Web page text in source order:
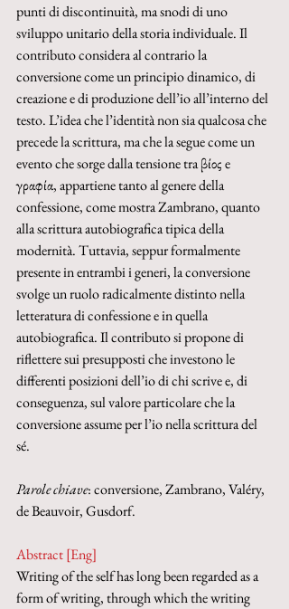
punti di discontinuità, ma snodi di uno
sviluppo unitario della storia individuale. Il
contributo considera al contrario la
conversione come un principio dinamico, di
creazione e di produzione dell’io all’interno del
testo. L’idea che l’identità non sia qualcosa che
precede la scrittura, ma che la segue come un
evento che sorge dalla tensione tra βίος e
γραφία, appartiene tanto al genere della
confessione, come mostra Zambrano, quanto
alla scrittura autobiografica tipica della
modernità. Tuttavia, seppur formalmente
presente in entrambi i generi, la conversione
svolge un ruolo radicalmente distinto nella
letteratura di confessione e in quella
autobiografica. Il contributo si propone di
riflettere sui presupposti che investono le
differenti posizioni dell’io di chi scrive e, di
conseguenza, sul valore particolare che la
conversione assume per l’io nella scrittura del
sé.
Parole chiave: conversione, Zambrano, Valéry,
de Beauvoir, Gusdorf.
Abstract [Eng]
Writing of the self has long been regarded as a
form of writing, through which the writing